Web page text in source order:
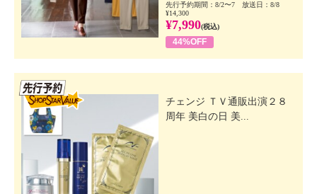
先行予約期間：8/2〜7 放送日：8/8
¥14,300
¥7,990(税込)
44%OFF
チェンジ ＴＶ通販出演２８
周年 美白の日 美...